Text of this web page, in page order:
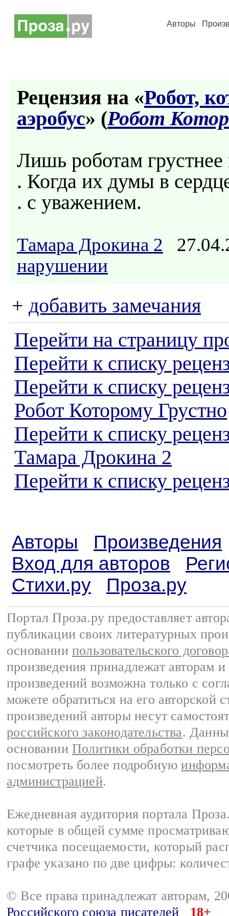
Авторы
Рецензия на «Робот,
аэробус» (Робот
Лишь роботам грустнее
. Когда их думы в
. с уважением.
Тамара Дрокина 2
нарушении
+ добавить замечания
Перейти на страницу
Перейти к списку
Перейти к списку
Робот Которому Грустно
Перейти к списку
Тамара Дрокина 2
Перейти к списку
Авторы
Произведения
Вход для авторов
Стихи.ру
Проза.ру
Портал Проза.ру предоставляет
публикации своих литературных
основании пользовательского
произведения принадлежат авторам
произведений возможна только с
можете обратиться на его авторской
произведений авторы несут
российского законодательства.
основании Политики обработки
посмотреть более подробную
администрацией.
Ежедневная аудитория портала
которые в общей сумме
счетчика посещаемости, который
графе указано по две цифры:
© Все права принадлежат авторам,
Российского союза писателей
18+